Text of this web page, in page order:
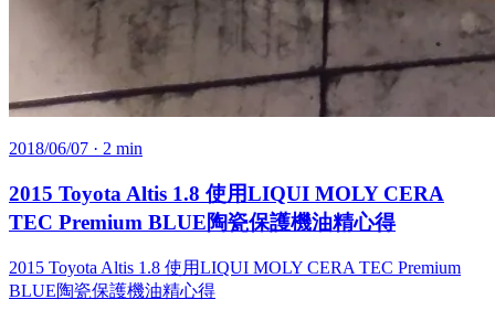
2018/06/07 · 2 min
2015 Toyota Altis 1.8 使用LIQUI MOLY CERA
TEC Premium BLUE陶瓷保護機油精心得
2015 Toyota Altis 1.8 使用LIQUI MOLY CERA TEC Premium
BLUE陶瓷保護機油精心得